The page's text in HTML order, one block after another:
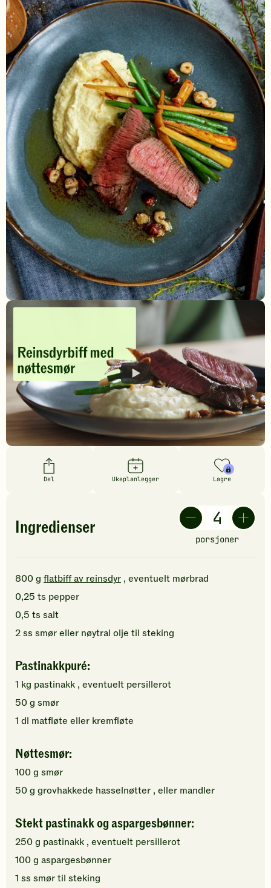
Del Ukeplanlegger Lagre
Ingredienser
porsjoner
800g flatbiff av reinsdyr , eventuelt mørbrad
0,25 ts pepper
0,5 ts salt
2ss smør eller nøytral olje til steking
Pastinakkpuré:
1 kg pastinakk , eventuelt persillerot
50g smør
1 dl matfløte eller kremfløte
Nøttesmør:
100g smør
50g grovhakkede hasselnøtter , eller mandler
Stekt pastinakk og aspargesbønner:
250g pastinakk , eventuelt persillerot
100g aspargesbønner
1 ss smørtil steking